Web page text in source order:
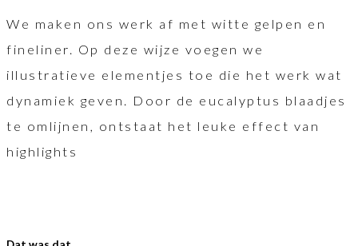
We maken ons werk af met witte gelpen en
fineliner. Op deze wijze voegen we
illustratieve elementjes toe die het werk wat
dynamiek geven. Door de eucalyptus blaadjes
te omlijnen, ontstaat het leuke effect van
highlights